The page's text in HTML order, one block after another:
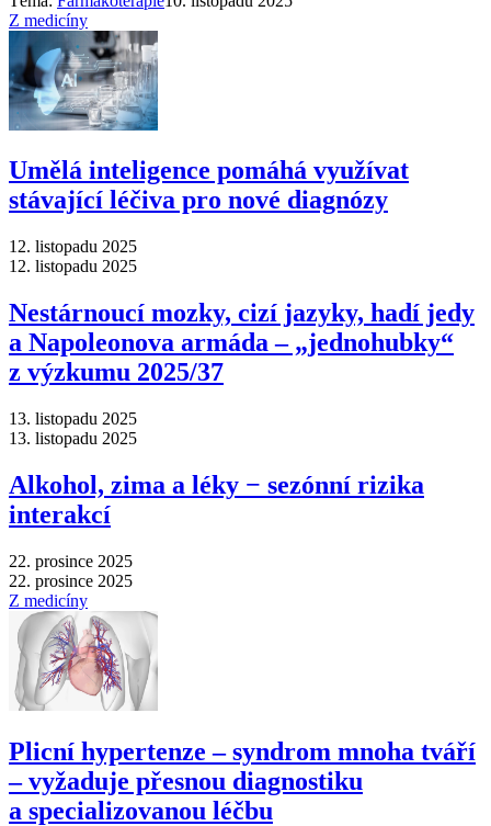
Z medicíny
Umělá inteligence pomáhá využívat
stávající léčiva pro nové diagnózy
12. listopadu 2025
12. listopadu 2025
Nestárnoucí mozky, cizí jazyky, hadí jedy
a Napoleonova armáda –⁠ „jednohubky“
z výzkumu 2025/37
13. listopadu 2025
13. listopadu 2025
Alkohol, zima a léky −⁠ sezónní rizika
interakcí
22. prosince 2025
22. prosince 2025
Z medicíny
Plicní hypertenze –⁠ syndrom mnoha tváří
–⁠ vyžaduje přesnou diagnostiku
a specializovanou léčbu